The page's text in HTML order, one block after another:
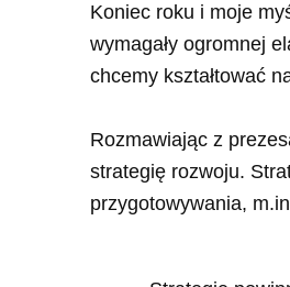
Koniec roku i moje
wymagały ogromnej
chcemy kształtować
Rozmawiając z
strategię rozwoju.
przygotowywania,